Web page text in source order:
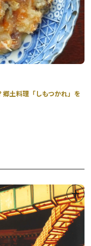
土料理「しもつかれ」を
制
ある指定時間帯で50人
つかれコンテスト」